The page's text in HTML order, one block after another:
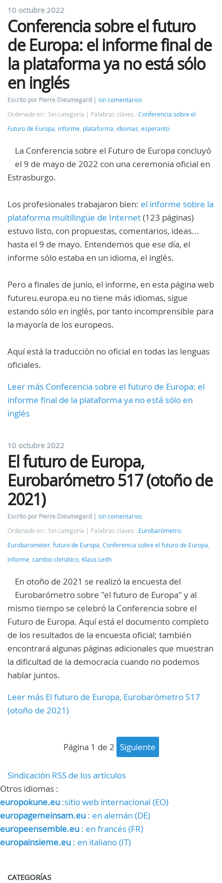
10 octubre 2022
Conferencia sobre el futuro
de Europa: el informe final de
la plataforma ya no está sólo
en inglés
Escrito por Pierre Dieumegard
sin comentarios
Ordenado en : Sin categoría
Palabras claves : Conferencia sobre el
Futuro de Europa, informe, plataforma, idiomas, esperanto
La Conferencia sobre el Futuro de Europa concluyó
el 9 de mayo de 2022 con una ceremonia oficial en
Estrasburgo.
Los profesionales trabajaron bien: el informe sobre la
plataforma multilingüe de Internet(123 páginas)
estuvo listo, con propuestas, comentarios, ideas...
hasta el 9 de mayo. Entendemos que ese día, el
informe sólo estaba en un idioma, el inglés.
Pero a finales de junio, el informe, en esta página web
futureu.europa.eu no tiene más idiomas, sigue
estando sólo en inglés, por tanto incomprensible para
la mayoría de los europeos.
Aquí está la traducción no oficial en todas las lenguas
oficiales.
Leer más Conferencia sobre el futuro de Europa: el
informe final de la plataforma ya no está sólo en
inglés
10 octubre 2022
El futuro de Europa,
Eurobarómetro 517 (otoño de
2021)
Escrito por Pierre Dieumegard
sin comentarios
Ordenado en : Sin categoría
Palabras claves : Eurobarómetro,
Eurobarometer, futuro de Europa, Conferencia sobre el futuro de Europa,
informe, cambio climático, Klaus Leith
En otoño de 2021 se realizó la encuesta del
Eurobarómetro sobre "el futuro de Europa" y al
mismo tiempo se celebró la Conferencia sobre el
Futuro de Europa. Aquí está el documento completo
de los resultados de la encuesta oficial; también
encontrará algunas páginas adicionales que muestran
la dificultad de la democracia cuando no podemos
hablar juntos.
Leer más El futuro de Europa, Eurobarómetro 517
(otoño de 2021)
página 1 de 2 siguiente
Sindicación RSS de los artículos
Otros idiomas :
europokune.eu :sitio web internacional (EO)
europagemeinsam.eu : en alemán (DE)
europeensemble.eu : en francés (FR)
europainsieme.eu : en italiano (IT)
CATEGORÍAS